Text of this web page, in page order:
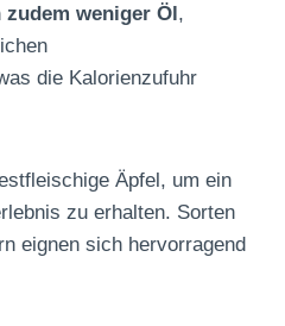
weniger Öl,
die Kalorienzufuhr
Äpfel, um ein
zu erhalten. Sorten
eignen sich hervorragend